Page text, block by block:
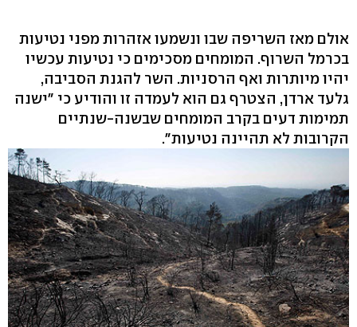
אולם מאז השריפה שבו ונשמעו אזהרות מפני נטיעות
בכרמל השרוף. המומחים מסכימים כי נטיעות עכשיו
יהיו מיותרות ואף הרסניות. השר להגנת הסביבה,
גלעד ארדן, הצטרף גם הוא לעמדה זו והודיע כי "ישנה
תמימות דעים בקרב המומחים שבשנה-שנתיים
הקרובות לא תהיינה נטיעות".